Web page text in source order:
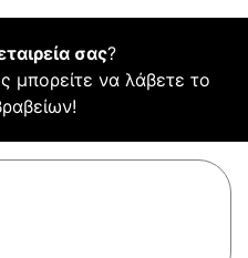
σας?
μπορείτε να λάβετε το